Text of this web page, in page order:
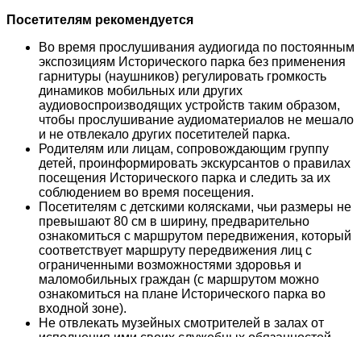
Посетителям рекомендуется
Во время прослушивания аудиогида по постоянным
экспозициям Исторического парка без применения
гарнитуры (наушников) регулировать громкость
динамиков мобильных или других
аудиовоспроизводящих устройств таким образом,
чтобы прослушивание аудиоматериалов не мешало
и не отвлекало других посетителей парка.
Родителям или лицам, сопровождающим группу
детей, проинформировать экскурсантов о правилах
посещения Исторического парка и следить за их
соблюдением во время посещения.
Посетителям с детскими колясками, чьи размеры не
превышают 80 см в ширину, предварительно
ознакомиться с маршрутом передвижения, который
соответствует маршруту передвижения лиц с
ограниченными возможностями здоровья и
маломобильных граждан (с маршрутом можно
ознакомиться на плане Исторического парка во
входной зоне).
Не отвлекать музейных смотрителей в залах от